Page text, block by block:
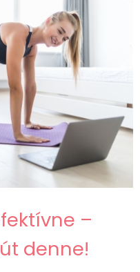
–
denne!